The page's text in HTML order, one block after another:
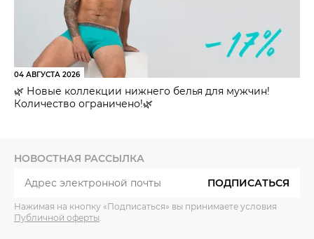
04 АВГУСТА 2026
🌿 Новые коллекции нижнего белья для мужчин!
Количество ограничено!🌿
НОВОСТНАЯ РАССЫЛКА
ПОДПИСАТЬСЯ
Нажимая на кнопку «Подписаться» вы принимаете условия
Публичной оферты